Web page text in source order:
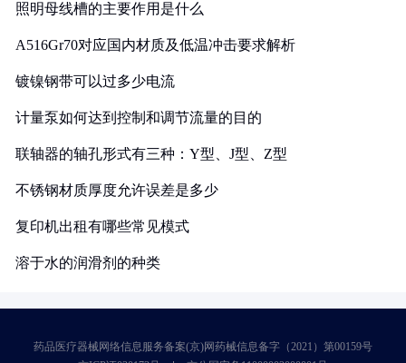
照明母线槽的主要作用是什么
A516Gr70对应国内材质及低温冲击要求解析
镀镍钢带可以过多少电流
计量泵如何达到控制和调节流量的目的
联轴器的轴孔形式有三种：Y型、J型、Z型
不锈钢材质厚度允许误差是多少
复印机出租有哪些常见模式
溶于水的润滑剂的种类
药品医疗器械网络信息服务备案(京)网药械信息备字（2021）第00159号